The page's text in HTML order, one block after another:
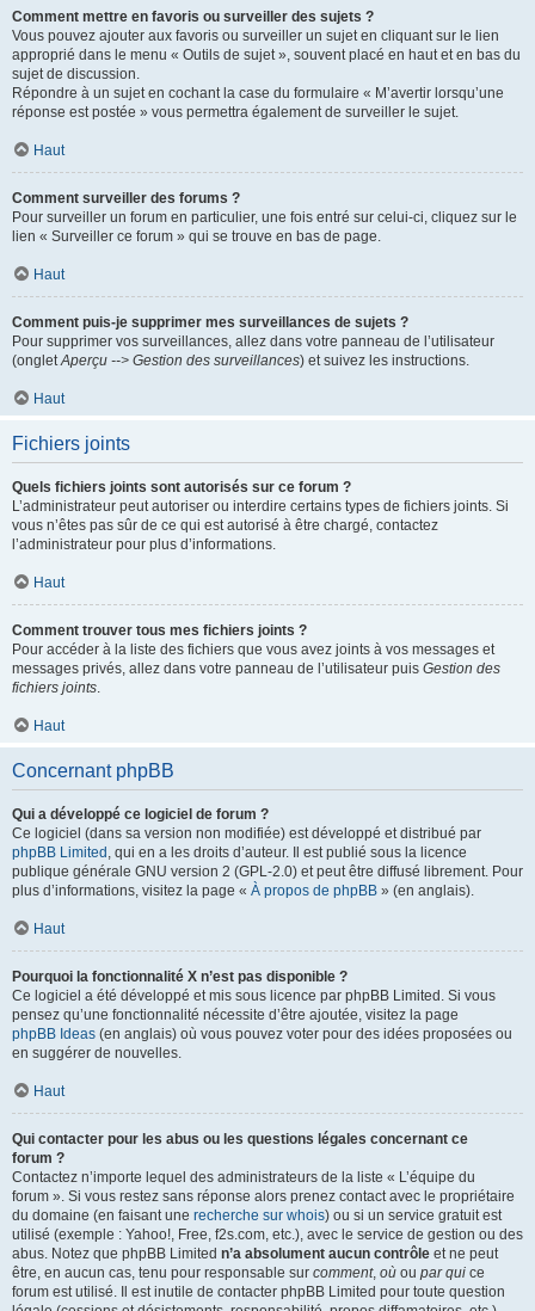
Comment mettre en favoris ou surveiller des sujets ?
Vous pouvez ajouter aux favoris ou surveiller un sujet en cliquant sur le lien
approprié dans le menu « Outils de sujet », souvent placé en haut et en bas du
sujet de discussion.
Répondre à un sujet en cochant la case du formulaire « M’avertir lorsqu’une
réponse est postée » vous permettra également de surveiller le sujet.
Haut
Comment surveiller des forums ?
Pour surveiller un forum en particulier, une fois entré sur celui-ci, cliquez sur le
lien « Surveiller ce forum » qui se trouve en bas de page.
Haut
Comment puis-je supprimer mes surveillances de sujets ?
Pour supprimer vos surveillances, allez dans votre panneau de l’utilisateur
(ongletAperçu --> Gestion des surveillances) et suivez les instructions.
Haut
Fichiers joints
Quels fichiers joints sont autorisés sur ce forum ?
L’administrateur peut autoriser ou interdire certains types de fichiers joints. Si
vous n’êtes pas sûr de ce qui est autorisé à être chargé, contactez
l’administrateur pour plus d’informations.
Haut
Comment trouver tous mes fichiers joints ?
Pour accéder à la liste des fichiers que vous avez joints à vos messages et
messages privés, allez dans votre panneau de l’utilisateur puis Gestion des
fichiers joints.
Haut
Concernant phpBB
Qui a développé ce logiciel de forum ?
Ce logiciel (dans sa version non modifiée) est développé et distribué par
phpBB Limited , qui en a les droits d’auteur. Il est publié sous la licence
publique générale GNU version 2 (GPL-2.0) et peut être diffusé librement. Pour
plus d’informations, visitez la page « À propos de phpBB » (en anglais).
Haut
Pourquoi la fonctionnalité X n’est pas disponible ?
Ce logiciel a été développé et mis sous licence par phpBB Limited. Si vous
pensez qu’une fonctionnalité nécessite d’être ajoutée, visitez la page
phpBB Ideas (en anglais) où vous pouvez voter pour des idées proposées ou
en suggérer de nouvelles.
Haut
Qui contacter pour les abus ou les questions légales concernant ce
forum ?
Contactez n’importe lequel des administrateurs de la liste « L’équipe du
forum ». Si vous restez sans réponse alors prenez contact avec le propriétaire
du domaine (en faisant une recherche sur whois) ou si un service gratuit est
utilisé (exemple : Yahoo!, Free, f2s.com, etc.), avec le service de gestion ou des
abus. Notez que phpBB Limited n’a absolument aucun contrôle et ne peut
être, en aucun cas, tenu pour responsable sur comment, où ou par qui ce
forum est utilisé. Il est inutile de contacter phpBB Limited pour toute question